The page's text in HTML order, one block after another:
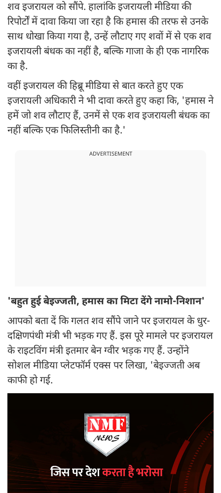
शव इजरायल को सौंपे. हालांकि इजरायली मीडिया की
रिपोर्टों में दावा किया जा रहा है कि हमास की तरफ से उनके
साथ धोखा किया गया है, उन्हें लौटाए गए शवों में से एक शव
इजरायली बंधक का नहीं है, बल्कि गाजा के ही एक नागरिक
का है.
वहीं इजरायल की हिब्रू मीडिया से बात करते हुए एक
इजरायली अधिकारी ने भी दावा करते हुए कहा कि, 'हमास ने
हमें जो शव लौटाए हैं, उनमें से एक शव इजरायली बंधक का
नहीं बल्कि एक फिलिस्तीनी का है.'
ADVERTISEMENT
'बहुत हुई बेइज्जती, हमास का मिटा देंगे नामो-निशान'
आपको बता दें कि गलत शव सौंपे जाने पर इजरायल के धुर-
दक्षिणपंथी मंत्री भी भड़क गए हैं. इस पूरे मामले पर इजरायल
के राइटविंग मंत्री इतमार बेन ग्वीर भड़क गए हैं. उन्होंने
सोशल मीडिया प्लेटफॉर्म एक्स पर लिखा, 'बेइज्जती अब
काफी हो गई.